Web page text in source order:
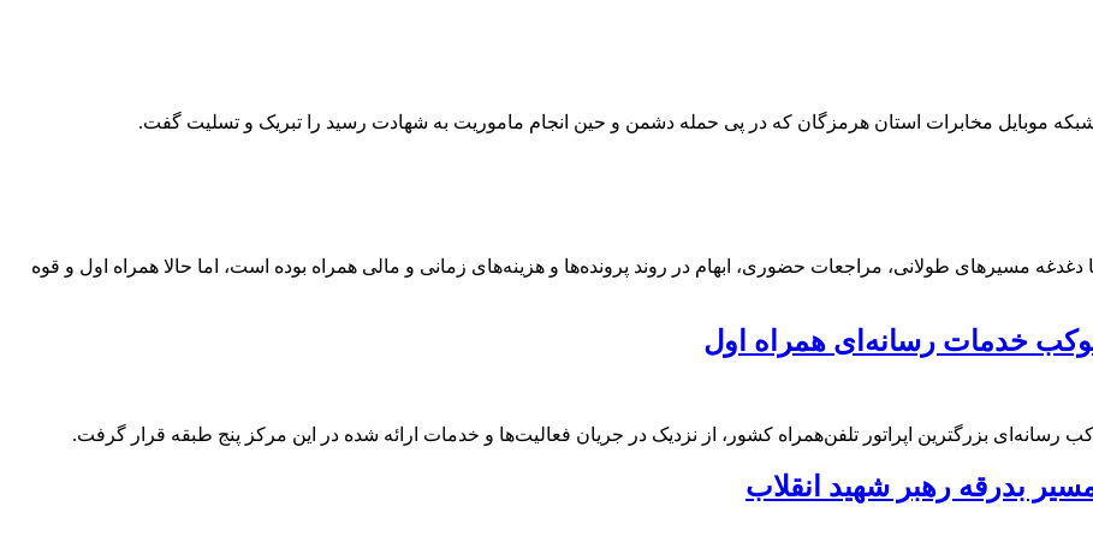
موبایل مخابرات استان هرمزگان که در پی حمله دشمن و حین انجام ماموریت به شهادت رسید را تبریک و تسلیت گفت.
مسیرهای طولانی، مراجعات حضوری، ابهام در روند پرونده‌ها و هزینه‌های زمانی و مالی همراه بوده است، اما حالا همراه اول و قوه
موکب خدمات رسانه‌ای همراه اول
بزرگترین اپراتور تلفن‌همراه کشور، از نزدیک در جریان فعالیت‌ها و خدمات ارائه شده در این مرکز پنج طبقه قرار گرفت.